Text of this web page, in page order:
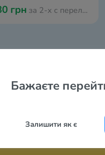
Бажаєте
Залишити як є
грн за 2-х с перелётом из Варшавы